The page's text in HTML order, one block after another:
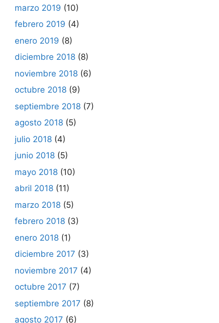
marzo 2019 (10)
febrero 2019 (4)
enero 2019 (8)
diciembre 2018 (8)
noviembre 2018 (6)
octubre 2018 (9)
septiembre 2018 (7)
agosto 2018 (5)
julio 2018 (4)
junio 2018 (5)
mayo 2018 (10)
abril 2018 (11)
marzo 2018 (5)
febrero 2018 (3)
enero 2018 (1)
diciembre 2017 (3)
noviembre 2017 (4)
octubre 2017 (7)
septiembre 2017 (8)
agosto 2017 (6)